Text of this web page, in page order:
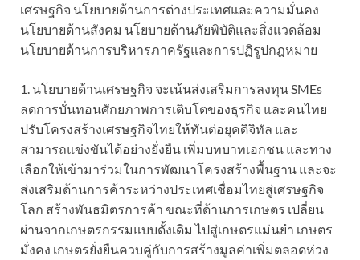
เศรษฐกิจ นโยบายด้านการต่างประเทศและความมั่นคง
นโยบายด้านสังคม นโยบายด้านภัยพิบัติและสิ่งแวดล้อม
นโยบายด้านการบริหารภาครัฐและการปฏิรูปกฎหมาย
1. นโยบายด้านเศรษฐกิจ จะเน้นส่งเสริมการลงทุน SMEs
ลดการบั่นทอนศักยภาพการเติบโตของธุรกิจ และคนไทย
ปรับโครงสร้างเศรษฐกิจไทยให้ทันต่อยุคดิจิทัล และ
สามารถแข่งขันได้อย่างยั่งยืน เพิ่มบทบาทเอกชน และทาง
เลือกให้เข้ามาร่วมในการพัฒนาโครงสร้างพื้นฐาน และจะ
ส่งเสริมด้านการค้าระหว่างประเทศเชื่อมไทยสู่เศรษฐกิจ
โลก สร้างพันธมิตรการค้า ขณะที่ด้านการเกษตร เปลี่ยน
ผ่านจากเกษตรกรรมแบบดั้งเดิม ไปสู่เกษตรแม่นยำ เกษตร
มั่งคง เกษตรยั่งยืนควบคู่กับการสร้างมูลค่าเพิ่มตลอดห่วง